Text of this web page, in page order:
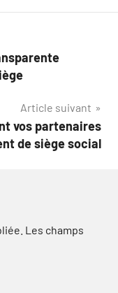
Article suivant
vos partenaires
de siège social
Les champs